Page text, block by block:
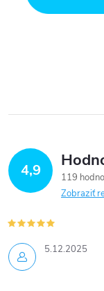
4,9
119
Zobraziť
5.12.2025